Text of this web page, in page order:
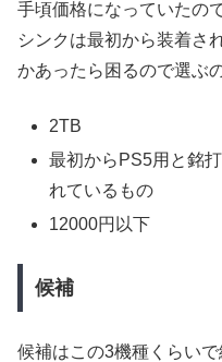
手頃価格になっていたの
シンクは最初から装着さ
かあったら困るので選ぶ
2TB
最初からPS5用と銘
れているもの
12000円以下
候補
候補はこの3機種くらい